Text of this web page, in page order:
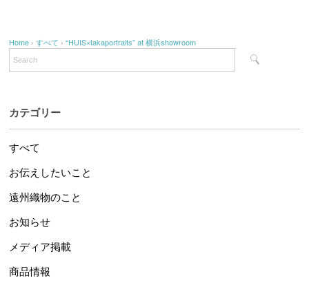
Home ›すべて ›“HUIS×takaportraits” at 横浜showroom
カテゴリー
すべて
お伝えしたいこと
遠州織物のこと
お知らせ
メディア掲載
商品情報